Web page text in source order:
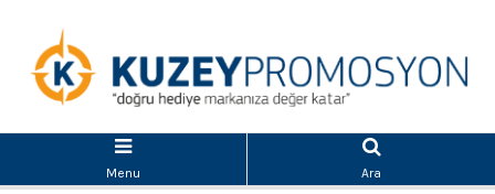
Menu
Ara